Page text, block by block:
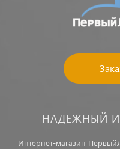
НАДЕЖНЫЙ
Интернет-магазин